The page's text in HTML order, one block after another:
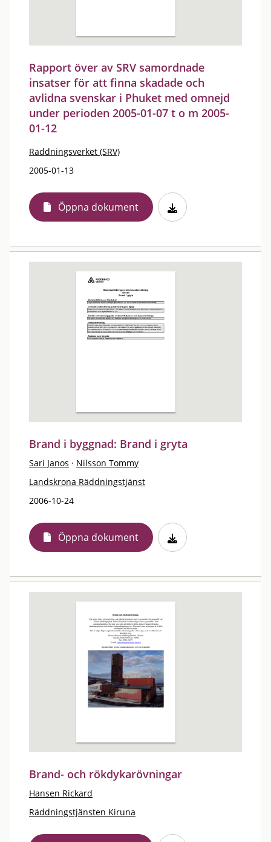
Rapport över av SRV samordnade
insatser för att finna skadade och
avlidna svenskar i Phuket med omnejd
under perioden 2005-01-07 t o m 2005-
01-12
Räddningsverket (SRV)
2005-01-13
Öppna dokument
Brand i byggnad: Brand i gryta
Sari Janos · Nilsson Tommy
Landskrona Räddningstjänst
2006-10-24
Öppna dokument
Brand- och rökdykarövningar
Hansen Rickard
Räddningstjänsten Kiruna